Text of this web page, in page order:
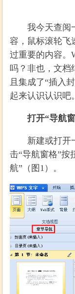
我今天查阅一
容，鼠标滚轮飞
过重要的内容。
吗？非也，文档
且集成了“插入
起来认识认识吧。
打开“导航
新建或打开一
击“导航窗格”按
航”（图1）。